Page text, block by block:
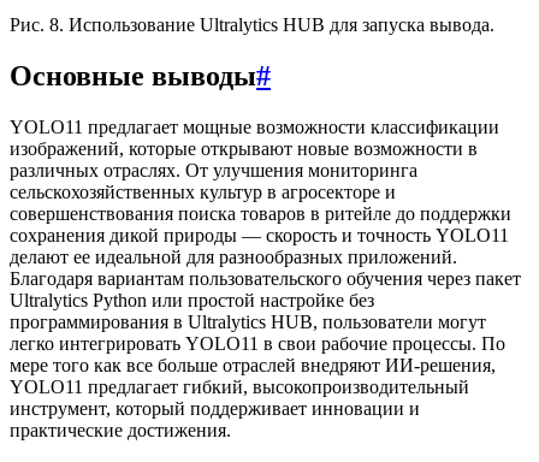
Рис. 8. Использование Ultralytics HUB для запуска вывода.
Основные выводы#
YOLO11 предлагает мощные возможности классификации
изображений, которые открывают новые возможности в
различных отраслях. От улучшения мониторинга
сельскохозяйственных культур в агросекторе и
совершенствования поиска товаров в ритейле до поддержки
сохранения дикой природы — скорость и точность YOLO11
делают ее идеальной для разнообразных приложений.
Благодаря вариантам пользовательского обучения через пакет
Ultralytics Python или простой настройке без
программирования в Ultralytics HUB, пользователи могут
легко интегрировать YOLO11 в свои рабочие процессы. По
мере того как все больше отраслей внедряют ИИ-решения,
YOLO11 предлагает гибкий, высокопроизводительный
инструмент, который поддерживает инновации и
практические достижения.